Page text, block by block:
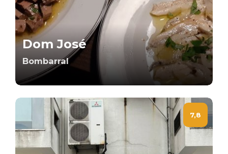
Dom José
Bombarral
7,8